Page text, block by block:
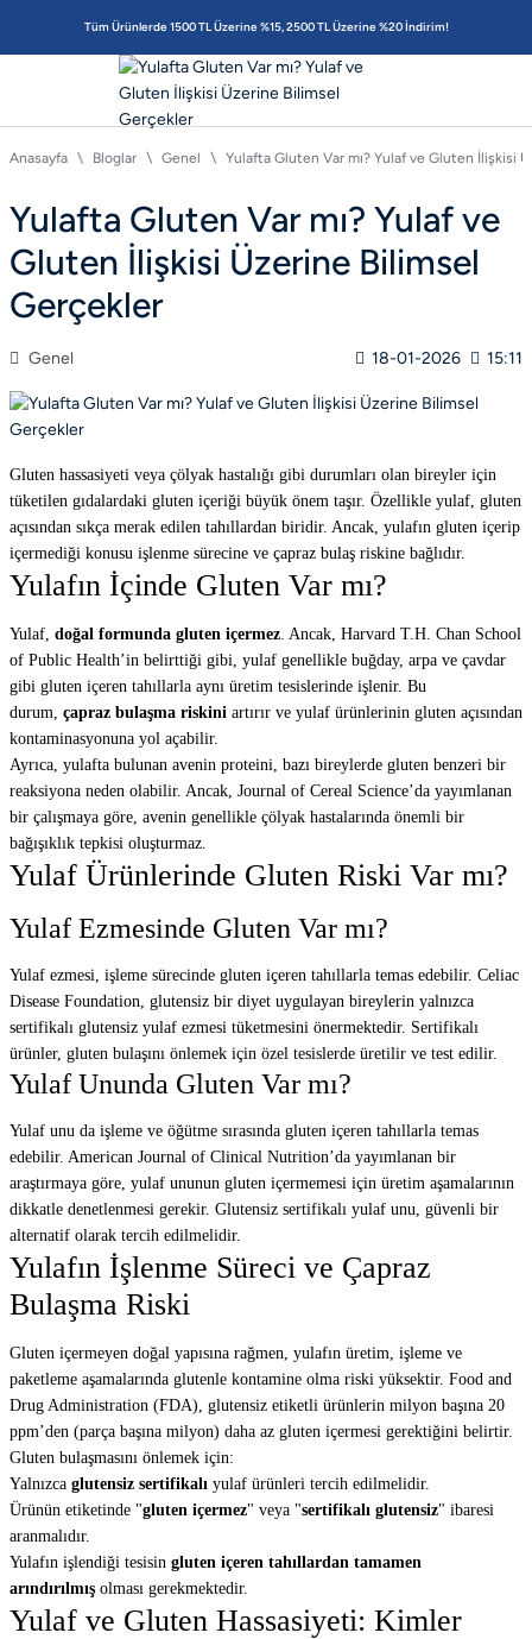
Tüm Ürünlerde 1500 TL Üzerine %15, 2500 TL Üzerine %20 İndirim!
Anasayfa Bloglar Genel Yulafta Gluten Var mı? Yulaf ve Gluten İlişkisi
Yulafta Gluten Var mı? Yulaf ve
Gluten İlişkisi Üzerine Bilimsel
Gerçekler
Genel 18-01-2026 15:11
Gluten hassasiyeti veya çölyak hastalığı gibi durumları olan bireyler için
tüketilen gıdalardaki gluten içeriği büyük önem taşır. Özellikle yulaf, gluten
açısından sıkça merak edilen tahıllardan biridir. Ancak, yulafın gluten içerip
içermediği konusu işlenme sürecine ve çapraz bulaş riskine bağlıdır.
Yulafın İçinde Gluten Var mı?
Yulaf, doğal formunda gluten içermez. Ancak, Harvard T.H. Chan School
of Public Health’in belirttiği gibi, yulaf genellikle buğday, arpa ve çavdar
gibi gluten içeren tahıllarla aynı üretim tesislerinde işlenir. Bu
durum, çapraz bulaşma riskini artırır ve yulaf ürünlerinin gluten açısından
kontaminasyonuna yol açabilir.
Ayrıca, yulafta bulunan avenin proteini, bazı bireylerde gluten benzeri bir
reaksiyona neden olabilir. Ancak, Journal of Cereal Science’da yayımlanan
bir çalışmaya göre, avenin genellikle çölyak hastalarında önemli bir
bağışıklık tepkisi oluşturmaz.
Yulaf Ürünlerinde Gluten Riski Var mı?
Yulaf Ezmesinde Gluten Var mı?
Yulaf ezmesi, işleme sürecinde gluten içeren tahıllarla temas edebilir. Celiac
Disease Foundation, glutensiz bir diyet uygulayan bireylerin yalnızca
sertifikalı glutensiz yulaf ezmesi tüketmesini önermektedir. Sertifikalı
ürünler, gluten bulaşını önlemek için özel tesislerde üretilir ve test edilir.
Yulaf Ununda Gluten Var mı?
Yulaf unu da işleme ve öğütme sırasında gluten içeren tahıllarla temas
edebilir. American Journal of Clinical Nutrition’da yayımlanan bir
araştırmaya göre, yulaf ununun gluten içermemesi için üretim aşamalarının
dikkatle denetlenmesi gerekir. Glutensiz sertifikalı yulaf unu, güvenli bir
alternatif olarak tercih edilmelidir.
Yulafın İşlenme Süreci ve Çapraz
Bulaşma Riski
Gluten içermeyen doğal yapısına rağmen, yulafın üretim, işleme ve
paketleme aşamalarında glutenle kontamine olma riski yüksektir. Food and
Drug Administration (FDA), glutensiz etiketli ürünlerin milyon başına 20
ppm’den (parça başına milyon) daha az gluten içermesi gerektiğini belirtir.
Gluten bulaşmasını önlemek için:
Yalnızca glutensiz sertifikalı yulaf ürünleri tercih edilmelidir.
Ürünün etiketinde "gluten içermez" veya "sertifikalı glutensiz" ibaresi
aranmalıdır.
Yulafın işlendiği tesisin gluten içeren tahıllardan tamamen
arındırılmış olması gerekmektedir.
Yulaf ve Gluten Hassasiyeti: Kimler